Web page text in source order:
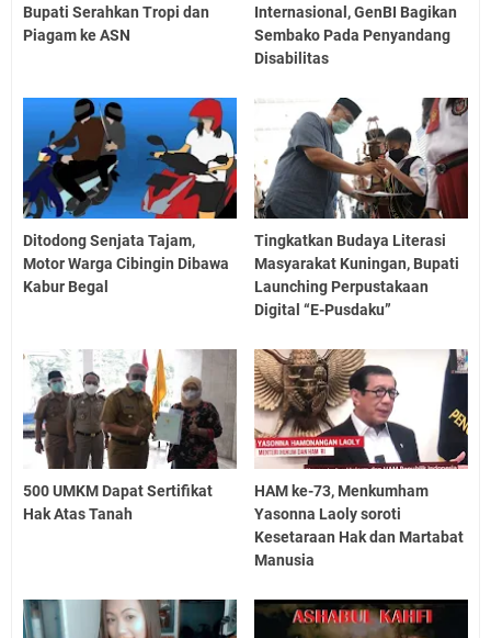
Bupati Serahkan Tropi dan
Piagam ke ASN
Internasional, GenBI Bagikan
Sembako Pada Penyandang
Disabilitas
Ditodong Senjata Tajam,
Motor Warga Cibingin Dibawa
Kabur Begal
Tingkatkan Budaya Literasi
Masyarakat Kuningan, Bupati
Launching Perpustakaan
Digital “E-Pusdaku”
500 UMKM Dapat Sertifikat
Hak Atas Tanah
HAM ke-73, Menkumham
Yasonna Laoly soroti
Kesetaraan Hak dan Martabat
Manusia